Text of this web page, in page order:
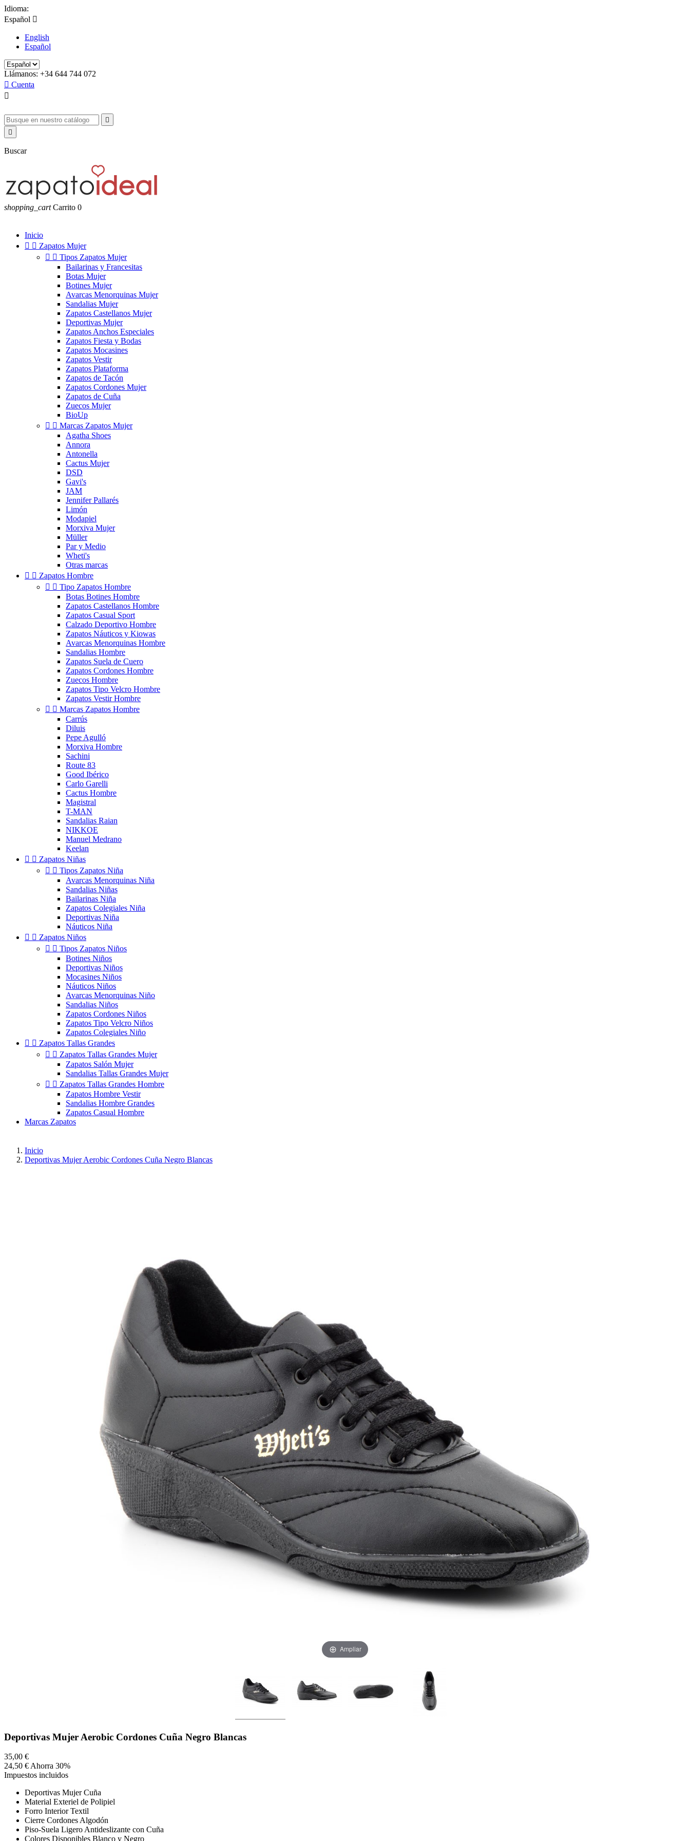
Idioma:
Español 
English
Español
Llámanos: +34 644 744 072
 Cuenta



Buscar
shopping_cart Carrito 0
Inicio
  Zapatos Mujer
  Tipos Zapatos Mujer
Bailarinas y Francesitas
Botas Mujer
Botines Mujer
Avarcas Menorquinas Mujer
Sandalias Mujer
Zapatos Castellanos Mujer
Deportivas Mujer
Zapatos Anchos Especiales
Zapatos Fiesta y Bodas
Zapatos Mocasines
Zapatos Vestir
Zapatos Plataforma
Zapatos de Tacón
Zapatos Cordones Mujer
Zapatos de Cuña
Zuecos Mujer
BioUp
  Marcas Zapatos Mujer
Agatha Shoes
Annora
Antonella
Cactus Mujer
DSD
Gavi's
JAM
Jennifer Pallarés
Limón
Modapiel
Morxiva Mujer
Müller
Par y Medio
Wheti's
Otras marcas
  Zapatos Hombre
  Tipo Zapatos Hombre
Botas Botines Hombre
Zapatos Castellanos Hombre
Zapatos Casual Sport
Calzado Deportivo Hombre
Zapatos Náuticos y Kiowas
Avarcas Menorquinas Hombre
Sandalias Hombre
Zapatos Suela de Cuero
Zapatos Cordones Hombre
Zuecos Hombre
Zapatos Tipo Velcro Hombre
Zapatos Vestir Hombre
  Marcas Zapatos Hombre
Carrús
Diluis
Pepe Agulló
Morxiva Hombre
Sachini
Route 83
Good Ibérico
Carlo Garelli
Cactus Hombre
Magistral
T-MAN
Sandalias Raian
NIKKOE
Manuel Medrano
Keelan
  Zapatos Niñas
  Tipos Zapatos Niña
Avarcas Menorquinas Niña
Sandalias Niñas
Bailarinas Niña
Zapatos Colegiales Niña
Deportivas Niña
Náuticos Niña
  Zapatos Niños
  Tipos Zapatos Niños
Botines Niños
Deportivas Niños
Mocasines Niños
Náuticos Niños
Avarcas Menorquinas Niño
Sandalias Niños
Zapatos Cordones Niños
Zapatos Tipo Velcro Niños
Zapatos Colegiales Niño
  Zapatos Tallas Grandes
  Zapatos Tallas Grandes Mujer
Zapatos Salón Mujer
Sandalias Tallas Grandes Mujer
  Zapatos Tallas Grandes Hombre
Zapatos Hombre Vestir
Sandalias Hombre Grandes
Zapatos Casual Hombre
Marcas Zapatos
Inicio
Deportivas Mujer Aerobic Cordones Cuña Negro Blancas
Ampliar
Deportivas Mujer Aerobic Cordones Cuña Negro Blancas
35,00 €
24,50 € Ahorra 30%
Impuestos incluidos
Deportivas Mujer Cuña
Material Exteriel de Polipiel
Forro Interior Textil
Cierre Cordones Algodón
Piso-Suela Ligero Antideslizante con Cuña
Colores Disponibles Blanco y Negro